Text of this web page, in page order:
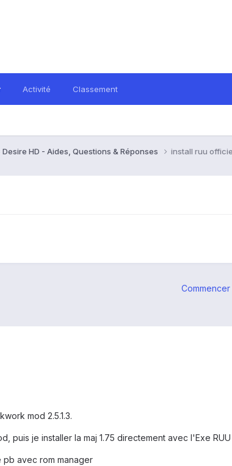
Activité Classement
Desire HD - Aides, Questions & Réponses install ruu
mod 2.5.1.3.
puis je installer la maj 1.75 directement avec l'Exe
avec rom manager